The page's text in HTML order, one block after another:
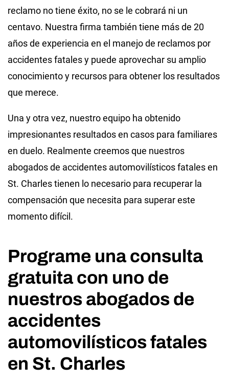
reclamo no tiene éxito, no se le cobrará ni un
centavo. Nuestra firma también tiene más de 20
años de experiencia en el manejo de reclamos por
accidentes fatales y puede aprovechar su amplio
conocimiento y recursos para obtener los resultados
que merece.
Una y otra vez, nuestro equipo ha obtenido
impresionantes resultados en casos para familiares
en duelo. Realmente creemos que nuestros
abogados de accidentes automovilísticos fatales en
St. Charles tienen lo necesario para recuperar la
compensación que necesita para superar este
momento difícil.
Programe una consulta
gratuita con uno de
nuestros abogados de
accidentes
automovilísticos fatales
en St. Charles